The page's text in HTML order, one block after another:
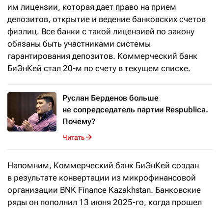
им лицензии, которая дает право на прием
депозитов, открытие и ведение банковских счетов
физлиц. Все банки с такой лицензией по закону
обязаны быть участниками системы
гарантирования депозитов. Коммерческий банк
БиЭнКей стал 20-м по счету в текущем списке.
Руслан Берденов больше
не сопредседатель партии Respublica.
Почему?
Читать
Напомним, Коммерческий банк БиЭнКей создан
в результате конвертации из микрофинансовой
организации BNK Finance Kazakhstan. Банковские
ряды он пополнил 13 июня 2025-го, когда прошел